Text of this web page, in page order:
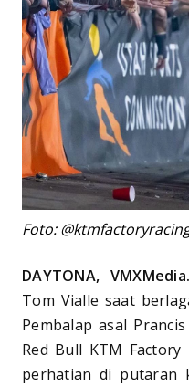
Foto:
DAYTONA,
Tom Vialle saat
Pembalap asal
Red Bull KTM
perhatian di putaran